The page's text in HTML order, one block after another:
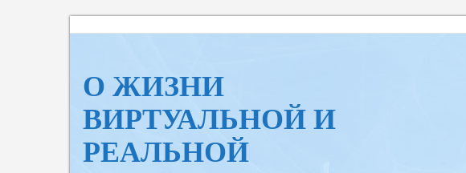
О ЖИЗНИ
ВИРТУАЛЬНОЙ И
РЕАЛЬНОЙ